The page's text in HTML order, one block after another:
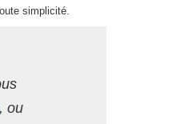
simplicité.
, ou